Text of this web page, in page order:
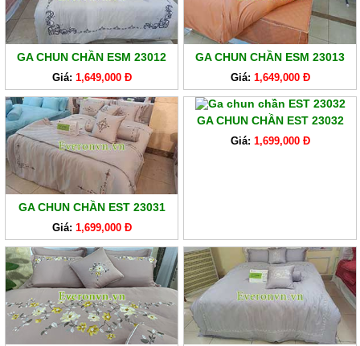
GA CHUN CHẦN ESM 23012
Giá: 1,649,000 Đ
GA CHUN CHẦN ESM 23013
Giá: 1,649,000 Đ
GA CHUN CHẦN EST 23031
Giá: 1,699,000 Đ
GA CHUN CHẦN EST 23032
Giá: 1,699,000 Đ